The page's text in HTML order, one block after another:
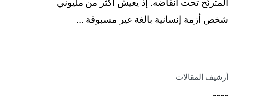
المترنّح تحت أنقاضه. إذ يعيش أكثر من مليوني
شخص أزمة إنسانية بالغة غير مسبوقة ...
أرشيف المقالات